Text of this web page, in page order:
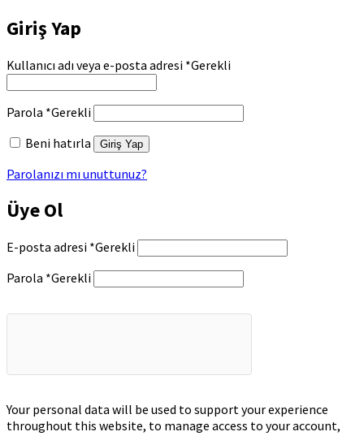
Giriş Yap
Kullanıcı adı veya e-posta adresi *Gerekli
Parola *Gerekli
Beni hatırla
Giriş Yap
Parolanızı mı unuttunuz?
Üye Ol
E-posta adresi *Gerekli
Parola *Gerekli
Your personal data will be used to support your experience
throughout this website, to manage access to your account,